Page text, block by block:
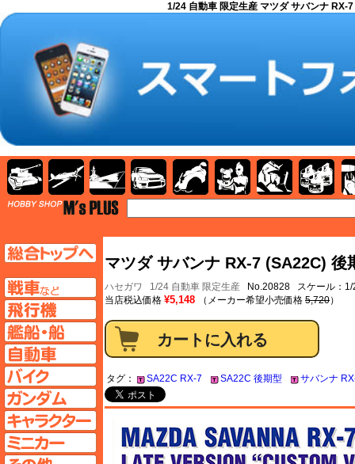
1/24 自動車 限定生産 マツダ サバンナ
マツダ サバンナ RX-7 (SA22C)
ハセガワ 1/24 自動車 限定生産 No.20828 スケール：1/
当店税込価格 ¥5,148 （メーカー希望小売価格 5,720）
タグ： SA22C RX-7 SA22C 後期型 サバンナ
AFV
飛行機ページへ
艦船ページへ
自動車ページへ
バイクページへ
ガンダムページへ
ミニカーページへ
その他ページへ
AFV 飛行機 艦船 自動車 バイク キャラクターガンダム 塗料